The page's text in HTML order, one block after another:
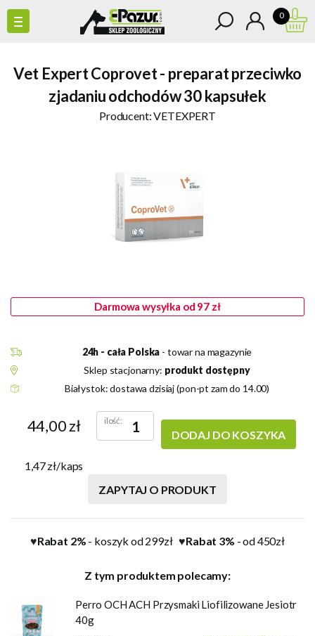
0
Vet Expert Coprovet - preparat przeciwko
zjadaniu odchodów 30 kapsułek
Producent:VETEXPERT
Darmowa wysyłka od 97 zł
24h - cała Polska - towar na magazynie
Sklep stacjonarny: produkt dostępny
Białystok: dostawa dzisiaj (pon-pt zam do 14.00)
44,00 zł
1,47 zł/kaps
ilość:
DODAJ DO KOSZYKA
ZAPYTAJ O PRODUKT
♥Rabat 2% - koszyk od 299zł♥Rabat 3% - od 450zł
Z tym produktem polecamy:
Perro OCH ACH Przysmaki Liofilizowane Jesiotr
40g